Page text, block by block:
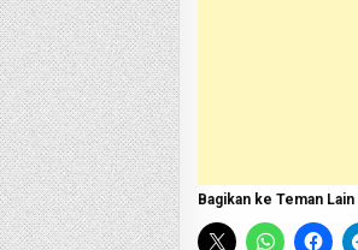
Bagikan ke Teman Lain